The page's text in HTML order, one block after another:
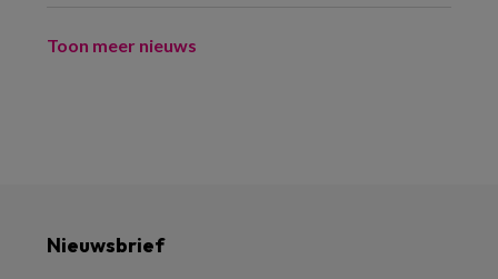
Toon meer nieuws
Nieuwsbrief